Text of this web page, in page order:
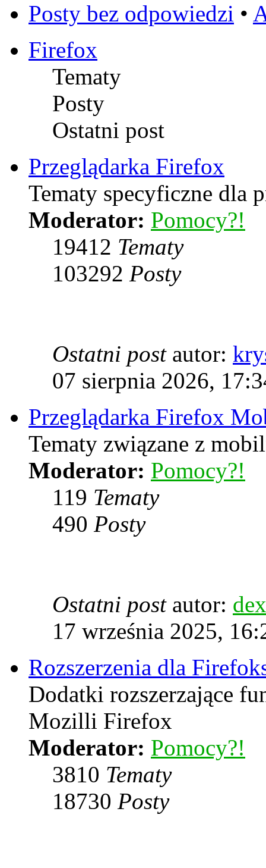
Posty bez odpowiedzi •
Firefox
Tematy
Posty
Ostatni post
Przeglądarka Firefox
Tematy specyficzne dla
Moderator: Pomocy?!
19412 Tematy
103292 Posty
Ostatni postautor:
07 sierpnia 2026,
Przeglądarka Firefox
Tematy związane z
Moderator: Pomocy?!
119 Tematy
490 Posty
Ostatni postautor:
17 września 2025,
Rozszerzenia dla
Dodatki rozszerzające
Mozilli Firefox
Moderator: Pomocy?!
3810 Tematy
18730 Posty